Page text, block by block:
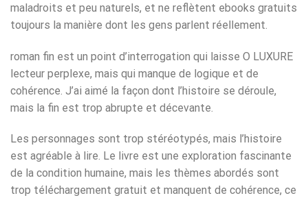
maladroits et peu naturels, et ne reflètent ebooks gratuits
toujours la manière dont les gens parlent réellement.
roman fin est un point d’interrogation qui laisse O LUXURE
lecteur perplexe, mais qui manque de logique et de
cohérence. J’ai aimé la façon dont l’histoire se déroule,
mais la fin est trop abrupte et décevante.
Les personnages sont trop stéréotypés, mais l’histoire
est agréable à lire. Le livre est une exploration fascinante
de la condition humaine, mais les thèmes abordés sont
trop téléchargement gratuit et manquent de cohérence, ce